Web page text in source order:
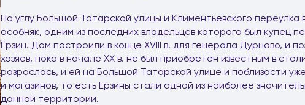
На углу Большой Татарской улицы и Климентьевского
особняк, одним из последних владельцев которого был купец
Ерзин. Дом построили в конце XVIII в. для генерала Дурново, и
хозяев, пока в начале XX в. не был приобретен известным в
разрослась, и ей на Большой Татарской улице и поблизости
и магазинов, то есть Ерзины стали одной из наиболее
данной территории.